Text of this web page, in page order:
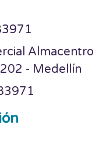
Almacentro
- Medellín